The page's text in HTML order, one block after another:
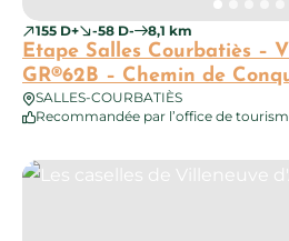
155 D+ -58 D- 8,1 km
Etape Salles Courbatiès –
GR®62B – Chemin de
SALLES-COURBATIÈS
Recommandée par l’office de
Les caselles de Villeneuve